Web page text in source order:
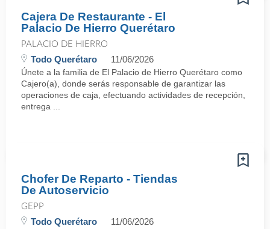
Cajera De Restaurante - El
Palacio De Hierro Querétaro
PALACIO DE HIERRO
Todo Querétaro 11/06/2026
Únete a la familia de El Palacio de Hierro Querétaro como
Cajero(a), donde serás responsable de garantizar las
operaciones de caja, efectuando actividades de recepción,
entrega ...
Chofer De Reparto - Tiendas
De Autoservicio
GEPP
Todo Querétaro 11/06/2026